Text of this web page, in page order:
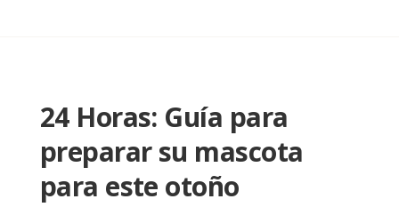
24 Horas: Guía para
preparar su mascota
para este otoño